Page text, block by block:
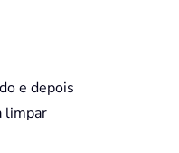
e depois
limpar